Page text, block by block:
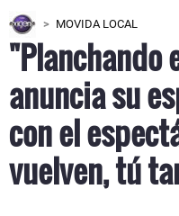
MOVIDA LOCAL
"Planchando
anuncia su
con el
vuelven, tú